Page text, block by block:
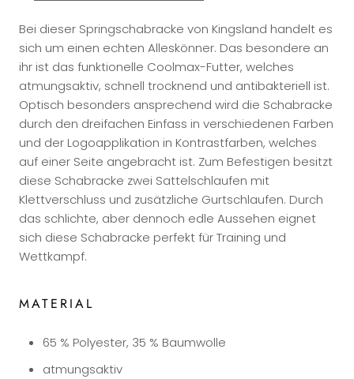
Bei dieser Springschabracke von Kingsland handelt es
sich um einen echten Alleskönner. Das besondere an
ihr ist das funktionelle Coolmax-Futter, welches
atmungsaktiv, schnell trocknend und antibakteriell ist.
Optisch besonders ansprechend wird die Schabracke
durch den dreifachen Einfass in verschiedenen Farben
und der Logoapplikation in Kontrastfarben, welches
auf einer Seite angebracht ist. Zum Befestigen besitzt
diese Schabracke zwei Sattelschlaufen mit
Klettverschluss und zusätzliche Gurtschlaufen. Durch
das schlichte, aber dennoch edle Aussehen eignet
sich diese Schabracke perfekt für Training und
Wettkampf.
MATERIAL
65 % Polyester, 35 % Baumwolle
atmungsaktiv